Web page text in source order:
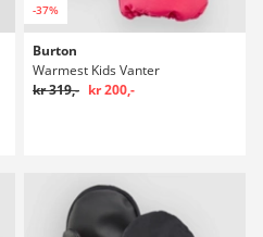
-37%
Burton
Warmest Kids Vanter
kr 319,- kr 200,-